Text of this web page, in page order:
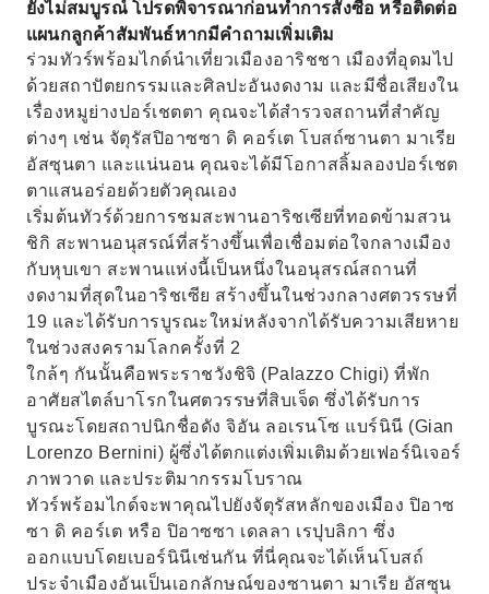
ยังไม่สมบูรณ์ โปรดพิจารณาก่อนทำการสั่งซื้อ หรือติดต่อ
แผนกลูกค้าสัมพันธ์หากมีคำถามเพิ่มเติม
ร่วมทัวร์พร้อมไกด์นำเที่ยวเมืองอาริชชา เมืองที่อุดมไป
ด้วยสถาปัตยกรรมและศิลปะอันงดงาม และมีชื่อเสียงใน
เรื่องหมูย่างปอร์เชตตา คุณจะได้สำรวจสถานที่สำคัญ
ต่างๆ เช่น จัตุรัสปิอาซซา ดิ คอร์เต โบสถ์ซานตา มาเรีย
อัสซุนตา และแน่นอน คุณจะได้มีโอกาสลิ้มลองปอร์เชต
ตาแสนอร่อยด้วยตัวคุณเอง
เริ่มต้นทัวร์ด้วยการชมสะพานอาริชเซียที่ทอดข้ามสวน
ชิกิ สะพานอนุสรณ์ที่สร้างขึ้นเพื่อเชื่อมต่อใจกลางเมือง
กับหุบเขา สะพานแห่งนี้เป็นหนึ่งในอนุสรณ์สถานที่
งดงามที่สุดในอาริชเซีย สร้างขึ้นในช่วงกลางศตวรรษที่
19 และได้รับการบูรณะใหม่หลังจากได้รับความเสียหาย
ในช่วงสงครามโลกครั้งที่ 2
ใกล้ๆ กันนั้นคือพระราชวังชิจิ (Palazzo Chigi) ที่พัก
อาศัยสไตล์บาโรกในศตวรรษที่สิบเจ็ด ซึ่งได้รับการ
บูรณะโดยสถาปนิกชื่อดัง จิอัน ลอเรนโซ แบร์นินี (Gian
Lorenzo Bernini) ผู้ซึ่งได้ตกแต่งเพิ่มเติมด้วยเฟอร์นิเจอร์
ภาพวาด และประติมากรรมโบราณ
ทัวร์พร้อมไกด์จะพาคุณไปยังจัตุรัสหลักของเมือง ปิอาซ
ซา ดิ คอร์เต หรือ ปิอาซซา เดลลา เรปุบลิกา ซึ่ง
ออกแบบโดยเบอร์นินีเช่นกัน ที่นี่คุณจะได้เห็นโบสถ์
ประจำเมืองอันเป็นเอกลักษณ์ของซานตา มาเรีย อัสซุน